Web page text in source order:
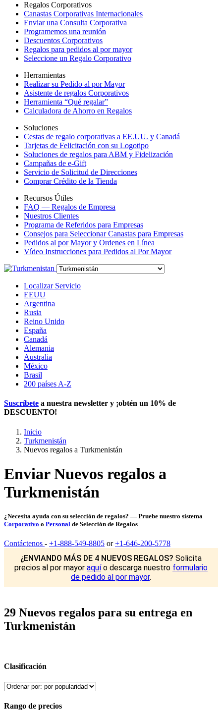
Regalos Corporativos
Canastas Corporativas Internacionales
Enviar una Consulta Corporativa
Programemos una reunión
Descuentos Corporativos
Regalos para pedidos al por mayor
Seleccione un Regalo Corporativo
Herramientas
Realizar su Pedido al por Mayor
Asistente de regalos Corporativos
Herramienta “Qué regalar”
Calculadora de Ahorro en Regalos
Soluciones
Cestas de regalo corporativas a EE.UU. y Canadá
Tarjetas de Felicitación con su Logotipo
Soluciones de regalos para ABM y Fidelización
Campañas de e-Gift
Servicio de Solicitud de Direcciones
Comprar Crédito de la Tienda
Recursos Útiles
FAQ — Regalos de Empresa
Nuestros Clientes
Programa de Referidos para Empresas
Consejos para Seleccionar Canastas para Empresas
Pedidos al por Mayor y Ordenes en Línea
Vídeo Instrucciones para Pedidos al Por Mayor
Localizar Servicio
EEUU
Argentina
Rusia
Reino Unido
España
Canadá
Alemania
Australia
México
Brasil
200 países A-Z
Suscríbete a nuestra newsletter y ¡obtén un 10% de
DESCUENTO!
Inicio
Turkmenistán
Nuevos regalos a Turkmenistán
Enviar Nuevos regalos a
Turkmenistán
¿Necesita ayuda con su selección de regalos? — Pruebe nuestro sistema
Corporativo o Personal de Selección de Regalos
Contáctenos - +1-888-549-8805 or+1-646-200-5778
¿ENVIANDO MÁS DE 4 NUEVOS REGALOS? Solicita
precios al por mayor aquío descarga nuestro formulario
de pedido al por mayor.
29 Nuevos regalos para su entrega en
Turkmenistán
Clasificación
Rango de precios